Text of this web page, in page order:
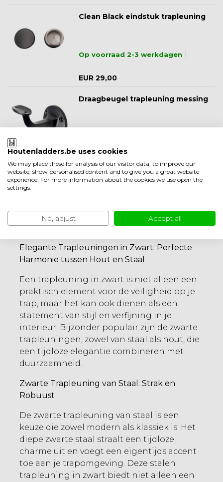
Clean Black eindstuk trapleuning
Op voorraad 2-3 werkdagen
EUR 29,00
Draagbeugel trapleuning messing
EUR 19,50
Elegante Trapleuningen in Zwart: Perfecte
Harmonie tussen Hout en Staal
Een trapleuning in zwart is niet alleen een
praktisch element voor de veiligheid op je
trap, maar het kan ook dienen als een
statement van stijl en verfijning in je
interieur. Bijzonder populair zijn de zwarte
trapleuningen, zowel van staal als hout, die
een tijdloze elegantie combineren met
duurzaamheid.
Zwarte Trapleuning van Staal: Strak en
Robuust
De zwarte trapleuning van staal is een
keuze die zowel modern als klassiek is. Het
diepe zwarte staal straalt een tijdloze
charme uit en voegt een eigentijds accent
toe aan je trapomgeving. Deze stalen
trapleuning in zwart biedt niet alleen een
Houtenladders.be uses cookies
We may place these for analysis of our visitor data, to improve our
website, show personalised content and to give you a great website
experience. For more information about the cookies we use open the
settings.
No, adjust Accept all